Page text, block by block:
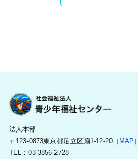
法人本部
〒123-0873東京都足立区扇1-12-20［MAP］
TEL：03-3856-2728